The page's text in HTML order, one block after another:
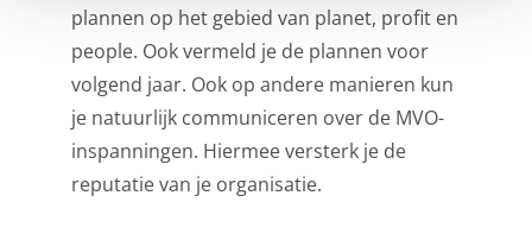
plannen op het gebied van planet, profit en
people. Ook vermeld je de plannen voor
volgend jaar. Ook op andere manieren kun
je natuurlijk communiceren over de MVO-
inspanningen. Hiermee versterk je de
reputatie van je organisatie.